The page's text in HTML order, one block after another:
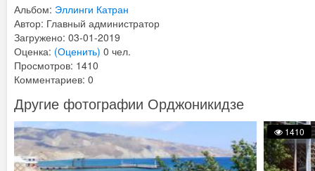
Альбом: Эллинги Катран
Автор: Главный администратор
Загружено: 03-01-2019
Оценка: (Оценить) 0 чел.
Просмотров: 1410
Комментариев: 0
Другие фотографии Орджоникидзе
1410